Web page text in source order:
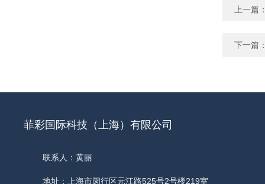
上一篇
下一篇
菲彩国际科技（上海）有限公司
联系人：黄丽
地址：上海市闵行区元江路525号2号楼219室